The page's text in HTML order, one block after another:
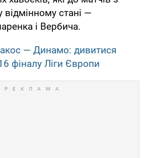
відмінному стані —
і Вербича.
— Динамо: дивитися
фіналу Ліги Європи